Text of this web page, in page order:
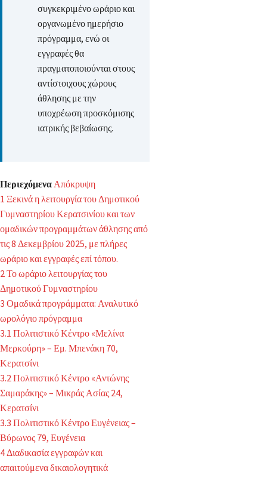
συγκεκριμένο ωράριο και
οργανωμένο ημερήσιο
πρόγραμμα, ενώ οι
εγγραφές θα
πραγματοποιούνται στους
αντίστοιχους χώρους
άθλησης με την
υποχρέωση προσκόμισης
ιατρικής βεβαίωσης.
Περιεχόμενα Απόκρυψη
1 Ξεκινά η λειτουργία του Δημοτικού
Γυμναστηρίου Κερατσινίου και των
ομαδικών προγραμμάτων άθλησης από
τις 8 Δεκεμβρίου 2025, με πλήρες
ωράριο και εγγραφές επί τόπου.
2 Το ωράριο λειτουργίας του
Δημοτικού Γυμναστηρίου
3 Ομαδικά προγράμματα: Αναλυτικό
ωρολόγιο πρόγραμμα
3.1 Πολιτιστικό Κέντρο «Μελίνα
Μερκούρη» – Εμ. Μπενάκη 70,
Κερατσίνι
3.2 Πολιτιστικό Κέντρο «Αντώνης
Σαμαράκης» – Μικράς Ασίας 24,
Κερατσίνι
3.3 Πολιτιστικό Κέντρο Ευγένειας –
Βύρωνος 79, Ευγένεια
4 Διαδικασία εγγραφών και
απαιτούμενα δικαιολογητικά